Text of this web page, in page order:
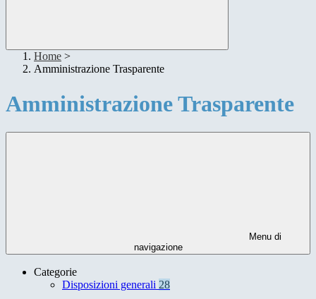
Home >
Amministrazione Trasparente
Amministrazione Trasparente
Menu di
navigazione
Categorie
Disposizioni generali 28